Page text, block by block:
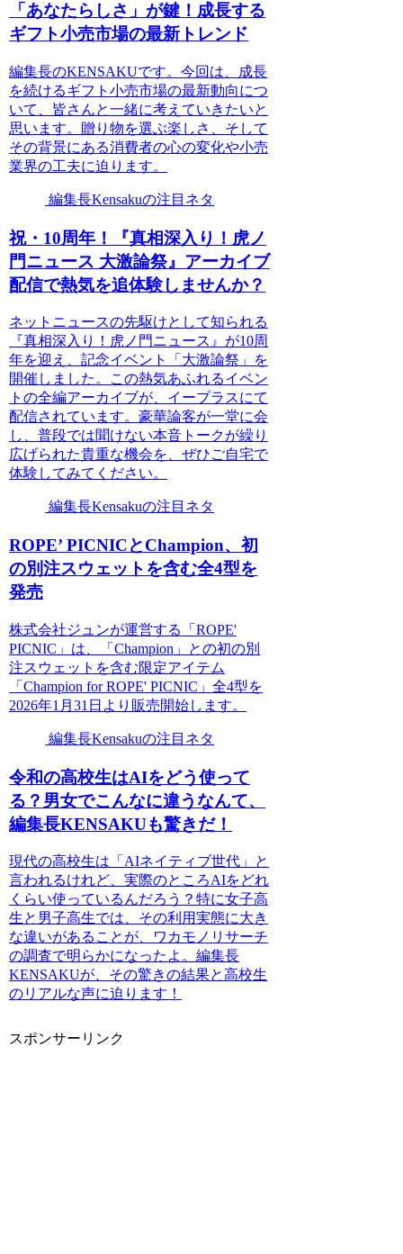
「あなたらしさ」が鍵！成長する
ギフト小売市場の最新トレンド
編集長のKENSAKUです。今回は、成長
を続けるギフト小売市場の最新動向につ
いて、皆さんと一緒に考えていきたいと
思います。贈り物を選ぶ楽しさ、そして
その背景にある消費者の心の変化や小売
業界の工夫に迫ります。
編集長Kensakuの注目ネタ
祝・10周年！『真相深入り！虎ノ
門ニュース 大激論祭』アーカイブ
配信で熱気を追体験しませんか？
ネットニュースの先駆けとして知られる
『真相深入り！虎ノ門ニュース』が10周
年を迎え、記念イベント「大激論祭」を
開催しました。この熱気あふれるイベン
トの全編アーカイブが、イープラスにて
配信されています。豪華論客が一堂に会
し、普段では聞けない本音トークが繰り
広げられた貴重な機会を、ぜひご自宅で
体験してみてください。
編集長Kensakuの注目ネタ
ROPE’ PICNICとChampion、初
の別注スウェットを含む全4型を
発売
株式会社ジュンが運営する「ROPE'
PICNIC」は、「Champion」との初の別
注スウェットを含む限定アイテム
「Champion for ROPE' PICNIC」全4型を
2026年1月31日より販売開始します。
編集長Kensakuの注目ネタ
令和の高校生はAIをどう使って
る？男女でこんなに違うなんて、
編集長KENSAKUも驚きだ！
現代の高校生は「AIネイティブ世代」と
言われるけれど、実際のところAIをどれ
くらい使っているんだろう？特に女子高
生と男子高生では、その利用実態に大き
な違いがあることが、ワカモノリサーチ
の調査で明らかになったよ。編集長
KENSAKUが、その驚きの結果と高校生
のリアルな声に迫ります！
スポンサーリンク